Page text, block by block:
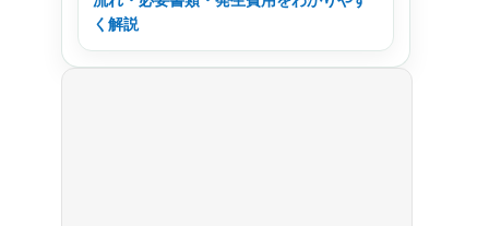
く解説